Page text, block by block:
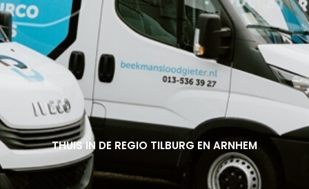
THUIS IN DE REGIO TILBURG EN ARNHEM
THUIS IN DE REGIO TILBURG EN ARNHEM
THUIS IN DE REGIO TILBURG EN ARNHEM